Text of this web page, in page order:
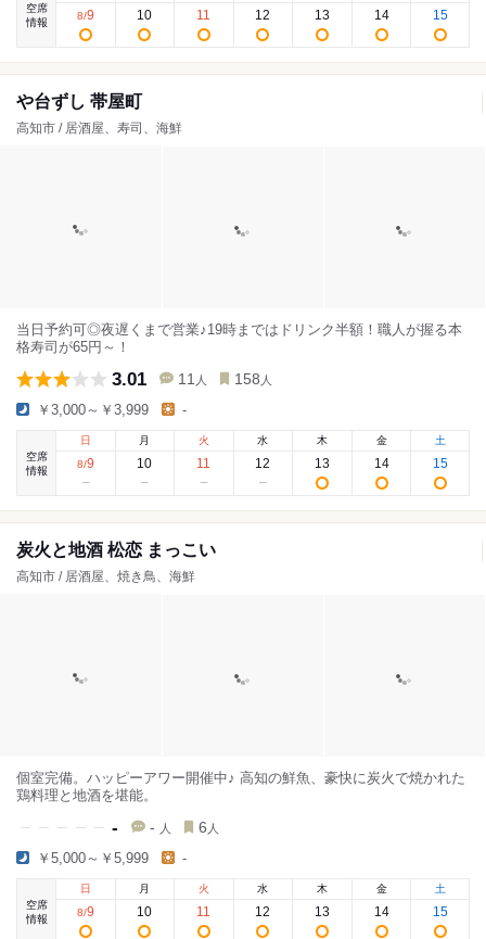
空席
情報
8/9 10 11 12 13 14 15
や台ずし 帯屋町
高知市 / 居酒屋、寿司、海鮮
当日予約可◎夜遅くまで営業♪19時まではドリンク半額！職人が握る本
格寿司が65円～！
3.01 11 人 158 人
￥3,000～￥3,999 -
空席
情報
日
8/9
月
10
火
11
水
12
木
13
金
14
土
15
炭火と地酒 松恋 まっこい
高知市 / 居酒屋、焼き鳥、海鮮
個室完備。ハッピーアワー開催中♪ 高知の鮮魚、豪快に炭火で焼かれた
鶏料理と地酒を堪能。
- - 人 6 人
￥5,000～￥5,999 -
空席
情報
日
8/9
月
10
火
11
水
12
木
13
金
14
土
15